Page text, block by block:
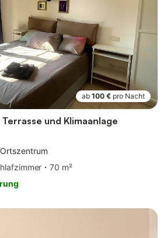
ab 100 € pro Nacht
und Klimaanlage
70 m²